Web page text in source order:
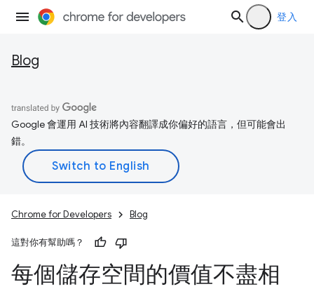
登入
Blog
Google 會運用 AI 技術將內容翻譯成你偏好的語言，但可能會出
錯。
Chrome for Developers Blog
這對你有幫助嗎？
每個儲存空間的價值不盡相